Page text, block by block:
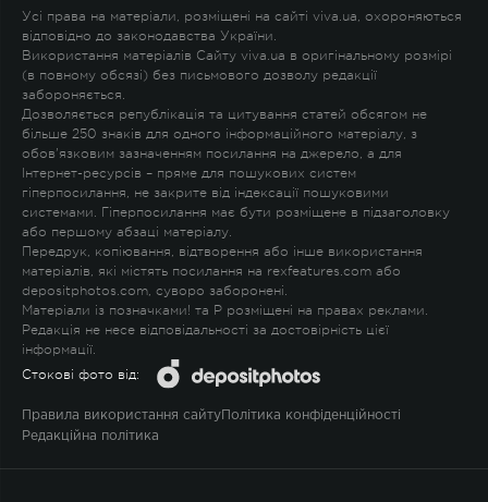
Усі права на матеріали, розміщені на сайті viva.ua, охороняються
відповідно до законодавства України.
Використання матеріалів Сайту viva.ua в оригінальному розмірі
(в повному обсязі) без письмового дозволу редакції
забороняється.
Дозволяється републікація та цитування статей обсягом не
більше 250 знаків для одного інформаційного матеріалу, з
обов'язковим зазначенням посилання на джерело, а для
Інтернет-ресурсів – пряме для пошукових систем
гіперпосилання, не закрите від індексації пошуковими
системами. Гіперпосилання має бути розміщене в підзаголовку
або першому абзаці матеріалу.
Передрук, копіювання, відтворення або інше використання
матеріалів, які містять посилання на rexfeatures.com або
depositphotos.com, суворо заборонені.
Матеріали із позначками! та P розміщені на правах реклами.
Редакція не несе відповідальності за достовірність цієї
інформації.
Стокові фото від:
Правила використання сайту Політика конфіденційності
Редакційна політика